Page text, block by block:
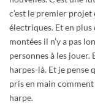
c’est le premier
électriques. Et en plus
montées il n’y a pas
personnes à les jouer.
harpes-là. Et je pense
pris en main
harpe.